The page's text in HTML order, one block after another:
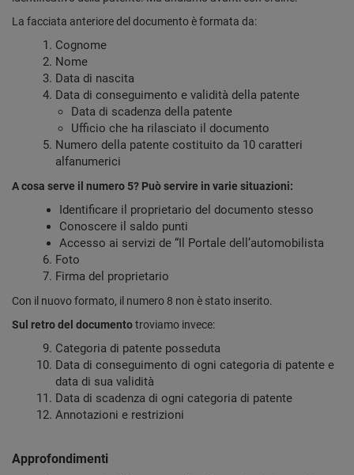
La facciata anteriore del documento è formata da:
Cognome
Nome
Data di nascita
Data di conseguimento e validità della patente
Data di scadenza della patente
Ufficio che ha rilasciato il documento
Numero della patente costituito da 10 caratteri
alfanumerici
A cosa serve il numero 5? Può servire in varie situazioni:
Identificare il proprietario del documento stesso
Conoscere il saldo punti
Accesso ai servizi de “Il Portale dell’automobilista
Foto
Firma del proprietario
Con il nuovo formato, il numero 8 non è stato inserito.
Sul retro del documentotroviamo invece:
Categoria di patente posseduta
Data di conseguimento di ogni categoria di patente e
data di sua validità
Data di scadenza di ogni categoria di patente
Annotazioni e restrizioni
Approfondimenti